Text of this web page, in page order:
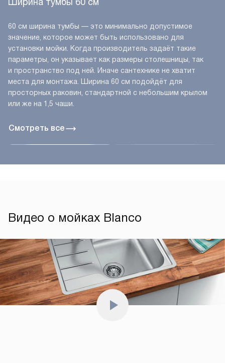
Смотреть все
Ширина тумбы 60 см
60 см ширина тумбы — это минимально допустимое
значение, которое может быть использовано для
установки мойки. Когда производитель задаёт такие
параметры, он указывает как размеры столешницы, так
и пространство под ней. Иначе сантехнике не хватит
места для монтажа. Ширина 60 см подойдёт для
просторных раковин, стандартной с небольшим крылом
или же на 1,5 чаши.
Видео о мойках Blanco